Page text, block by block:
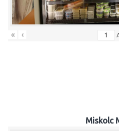
« ‹
Miskolc